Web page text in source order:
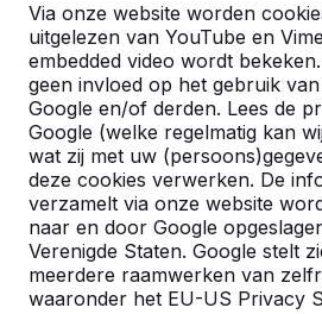
Via onze website worden
uitgelezen van YouTube en
embedded video wordt
geen invloed op het gebruik
Google en/of derden. Lees de
Google (welke regelmatig kan
wat zij met uw
deze cookies verwerken. De
verzamelt via onze website
naar en door Google
Verenigde Staten. Google stelt
meerdere raamwerken van
waaronder het EU-US Privacy
Een speltafel voor oneindig
buitenspeelplezier:
weerbestendig, oerdegelijk en
daarom dus een duurzame
keuze.